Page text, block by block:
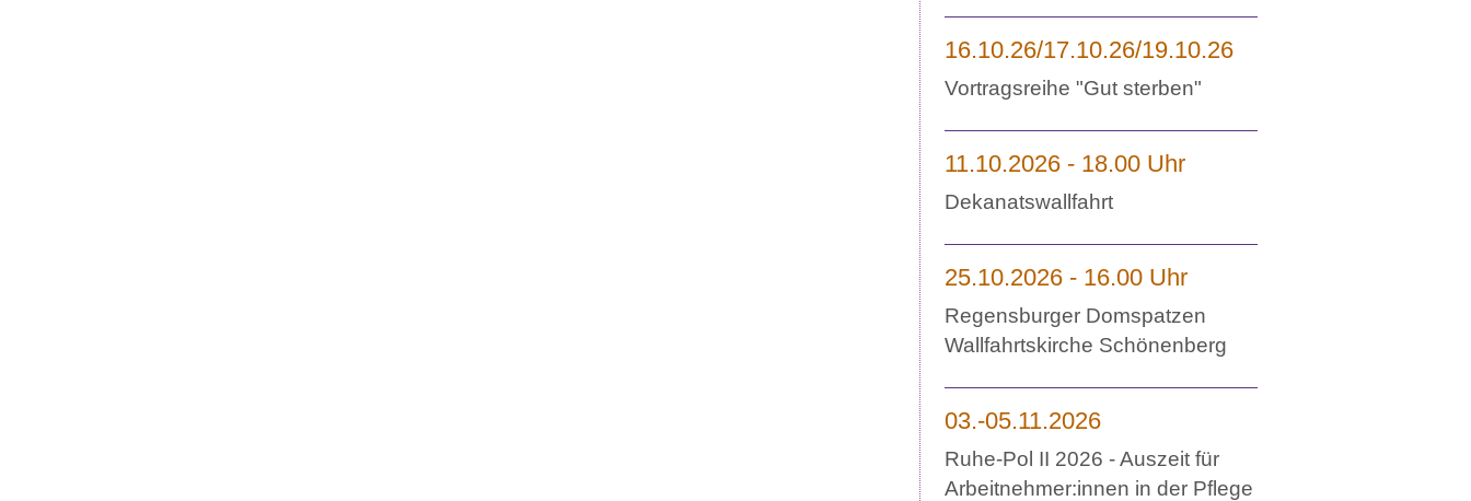
16.10.26/17.10.26/19.10.26
Vortragsreihe "Gut sterben"
11.10.2026 - 18.00 Uhr
Dekanatswallfahrt
25.10.2026 - 16.00 Uhr
Regensburger Domspatzen
Wallfahrtskirche Schönenberg
03.-05.11.2026
Ruhe-Pol II 2026 - Auszeit für
Arbeitnehmer:innen in der Pflege